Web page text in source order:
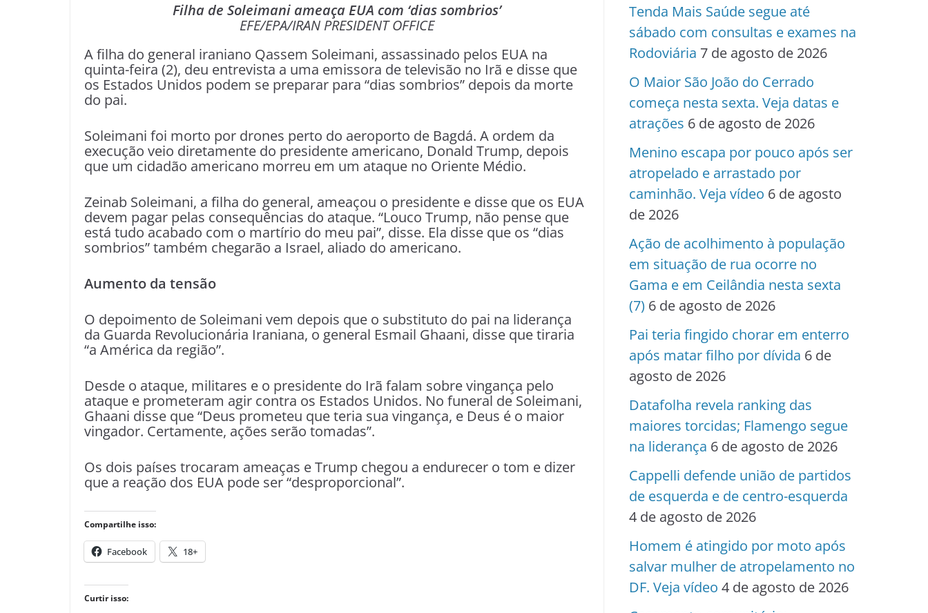
Filha de Soleimani ameaça EUA com ‘dias sombrios’
EFE/EPA/IRAN PRESIDENT OFFICE
A filha do general iraniano Qassem Soleimani, assassinado pelos EUA na
quinta-feira (2), deu entrevista a uma emissora de televisão no Irã e disse que
os Estados Unidos podem se preparar para “dias sombrios” depois da morte
do pai.
Soleimani foi morto por drones perto do aeroporto de Bagdá. A ordem da
execução veio diretamente do presidente americano, Donald Trump, depois
que um cidadão americano morreu em um ataque no Oriente Médio.
Zeinab Soleimani, a filha do general, ameaçou o presidente e disse que os EUA
devem pagar pelas consequências do ataque. “Louco Trump, não pense que
está tudo acabado com o martírio do meu pai”, disse. Ela disse que os “dias
sombrios” também chegarão a Israel, aliado do americano.
Aumento da tensão
O depoimento de Soleimani vem depois que o substituto do pai na liderança
da Guarda Revolucionária Iraniana, o general Esmail Ghaani, disse que tiraria
“a América da região”.
Desde o ataque, militares e o presidente do Irã falam sobre vingança pelo
ataque e prometeram agir contra os Estados Unidos. No funeral de Soleimani,
Ghaani disse que “Deus prometeu que teria sua vingança, e Deus é o maior
vingador. Certamente, ações serão tomadas”.
Os dois países trocaram ameaças e Trump chegou a endurecer o tom e dizer
que a reação dos EUA pode ser “desproporcional”.
Compartilhe isso:
Facebook 18+
Curtir isso:
Tenda Mais Saúde segue até
sábado com consultas e exames na
Rodoviária 7 de agosto de 2026
O Maior São João do Cerrado
começa nesta sexta. Veja datas e
atrações 6 de agosto de 2026
Menino escapa por pouco após ser
atropelado e arrastado por
caminhão. Veja vídeo 6 de agosto
de 2026
Ação de acolhimento à população
em situação de rua ocorre no
Gama e em Ceilândia nesta sexta
(7) 6 de agosto de 2026
Pai teria fingido chorar em enterro
após matar filho por dívida 6 de
agosto de 2026
Datafolha revela ranking das
maiores torcidas; Flamengo segue
na liderança 6 de agosto de 2026
Cappelli defende união de partidos
de esquerda e de centro-esquerda
4 de agosto de 2026
Homem é atingido por moto após
salvar mulher de atropelamento no
DF. Veja vídeo 4 de agosto de 2026